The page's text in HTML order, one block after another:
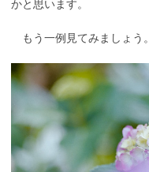
かと思います。
もう一例見てみましょう。